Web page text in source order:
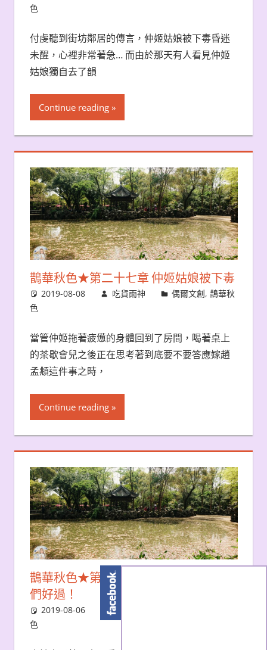
色
付虔聽到街坊鄰居的傳言，仲姬姑娘被下毒昏迷
未醒，心裡非常著急… 而由於那天有人看見仲姬
姑娘獨自去了韻
Continue reading
鵲華秋色★第二十七章 仲姬姑娘被下毒
2019-08-08 吃貨雨神 偶爾文創,鵲華秋
色
當管仲姬拖著疲憊的身體回到了房間，喝著桌上
的茶歇會兒之後正在思考著到底要不要答應嫁趙
孟頫這件事之時，
Continue reading
鵲華秋色★第二十六章 哼！就是不讓你
們好過！
2019-08-06 吃貨雨神
色